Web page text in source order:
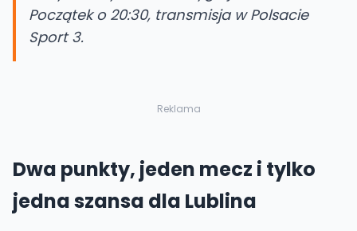
Początek o 20:30, transmisja w Polsacie
Sport 3.
Reklama
Dwa punkty, jeden mecz i tylko
jedna szansa dla Lublina